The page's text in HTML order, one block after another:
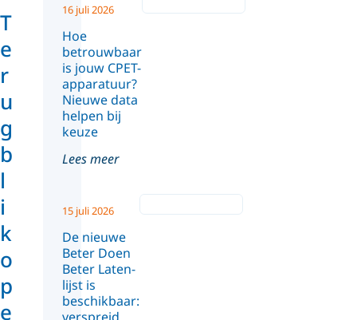
T
e
r
u
g
b
l
i
k
o
p
e
Hoe
betrouwbaar
is jouw CPET-
apparatuur?
Nieuwe data
helpen bij
keuze
16 juli 2026
Lees meer
De nieuwe
Beter Doen
Beter Laten-
lijst is
beschikbaar:
15 juli 2026